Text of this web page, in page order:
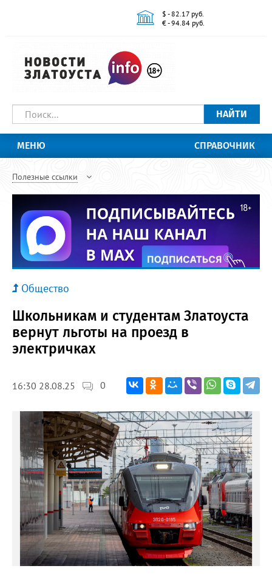
$ - 82.17 руб.
€ - 94.84 руб.
НАЙТИ
МЕНЮ СПРАВОЧНИК
Полезные ссылки
Общество
Школьникам и студентам Златоуста
вернут льготы на проезд в
электричках
16:30 28.08.25 0